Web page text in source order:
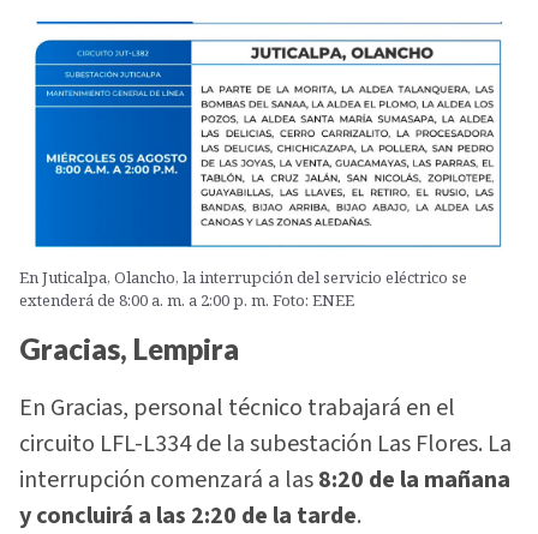
En Juticalpa, Olancho, la interrupción del servicio eléctrico se
extenderá de 8:00 a. m. a 2:00 p. m. Foto: ENEE
Gracias, Lempira
En Gracias, personal técnico trabajará en el
circuito LFL-L334 de la subestación Las Flores. La
interrupción comenzará a las8:20 de la mañana
y concluirá a las 2:20 de la tarde.